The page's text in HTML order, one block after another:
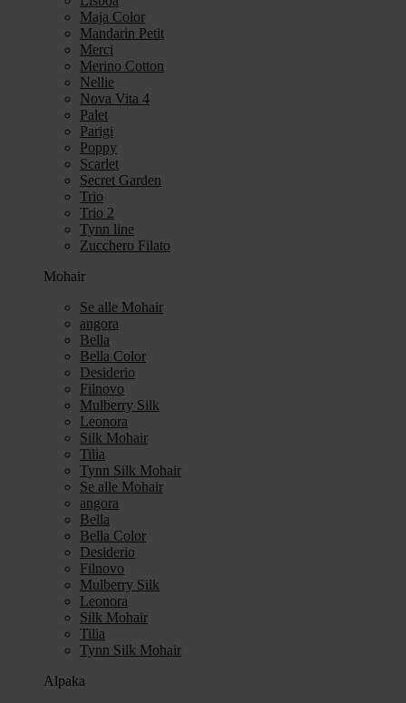
Maja Color
Mandarin Petit
Merci
Merino Cotton
Nellie
Nova Vita 4
Palet
Parigi
Poppy
Scarlet
Secret Garden
Trio
Trio 2
Tynn line
Zucchero Filato
Mohair
Se alle Mohair
angora
Bella
Bella Color
Desiderio
Filnovo
Mulberry Silk
Leonora
Silk Mohair
Tilia
Tynn Silk Mohair
Se alle Mohair
angora
Bella
Bella Color
Desiderio
Filnovo
Mulberry Silk
Leonora
Silk Mohair
Tilia
Tynn Silk Mohair
Alpaka